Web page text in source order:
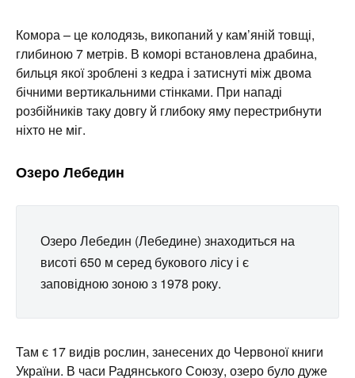
Комора – це колодязь, викопаний у кам’яній товщі,
глибиною 7 метрів. В коморі встановлена драбина,
бильця якої зроблені з кедра і затиснуті між двома
бічними вертикальними стінками. При нападі
розбійників таку довгу й глибоку яму перестрибнути
ніхто не міг.
Озеро Лебедин
Озеро Лебедин (Лебедине) знаходиться на
висоті 650 м серед букового лісу і є
заповідною зоною з 1978 року.
Там є 17 видів рослин, занесених до Червоної книги
України. В часи Радянського Союзу, озеро було дуже